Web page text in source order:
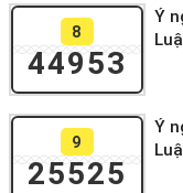
8
44953
Ý
9
25525
Ý